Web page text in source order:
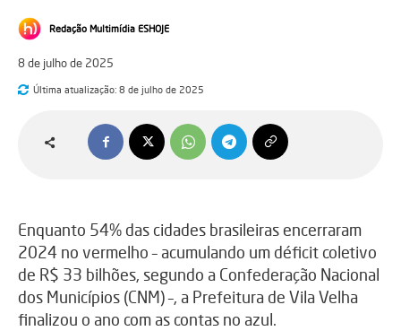
Redação Multimídia ESHOJE
8 de julho de 2025
Última atualização: 8 de julho de 2025
Enquanto 54% das cidades brasileiras encerraram
2024 no vermelho – acumulando um déficit coletivo
de R$ 33 bilhões, segundo a Confederação Nacional
dos Municípios (CNM) –, a Prefeitura de Vila Velha
finalizou o ano com as contas no azul.